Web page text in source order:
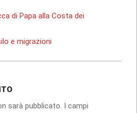
di Papa alla Costa dei
e migrazioni
sarà pubblicato. I campi